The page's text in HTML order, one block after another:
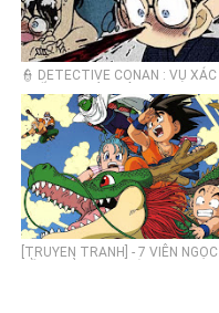
👮 DETECTIVE CONAN : VỤ XÁC
CHẾT RƠI TỪ TRÊN CAO
[TRUYEN TRANH] - 7 VIÊN NGỌC